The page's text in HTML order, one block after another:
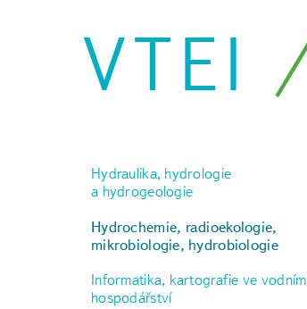
VTEI
Hydraulika, hydrologie
a hydrogeologie
Hydrochemie, radioekologie,
mikrobiologie, hydrobiologie
Informatika, kartografie ve vodním
hospodářství